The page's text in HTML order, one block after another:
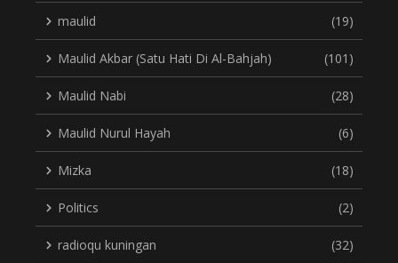
maulid (19)
Maulid Akbar (Satu Hati Di Al-Bahjah) (101)
Maulid Nabi (28)
Maulid Nurul Hayah (6)
Mizka (18)
Politics (2)
radioqu kuningan (32)